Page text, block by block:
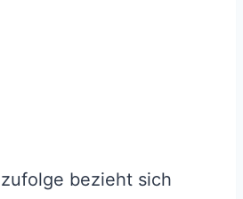
bezieht sich